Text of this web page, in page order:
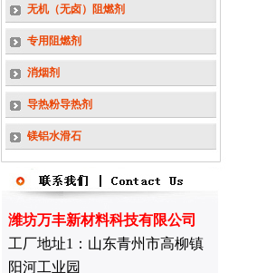
无机（无卤）阻燃剂
专用阻燃剂
消烟剂
导热粉导热剂
镁铝水滑石
潍坊万丰新材料科技有限公司
工厂地址1：山东青州市高柳镇
阳河工业园